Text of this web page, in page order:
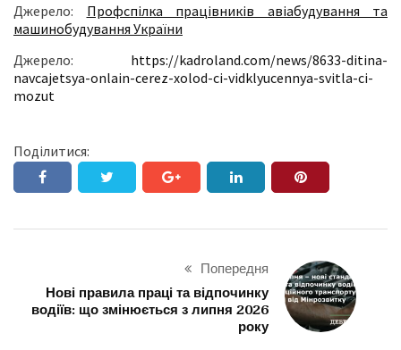
Джерело: Профспілка працівників авіабудування та
машинобудування України
Джерело: https://kadroland.com/news/8633-ditina-
navcajetsya-onlain-cerez-xolod-ci-vidklyucennya-svitla-ci-
mozut
Поділитися:
Попередня
Нові правила праці та відпочинку
водіїв: що змінюється з липня 2026
року